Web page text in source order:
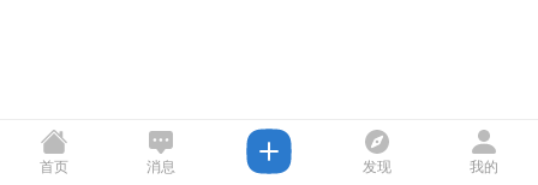
首页 消息 发现 我的